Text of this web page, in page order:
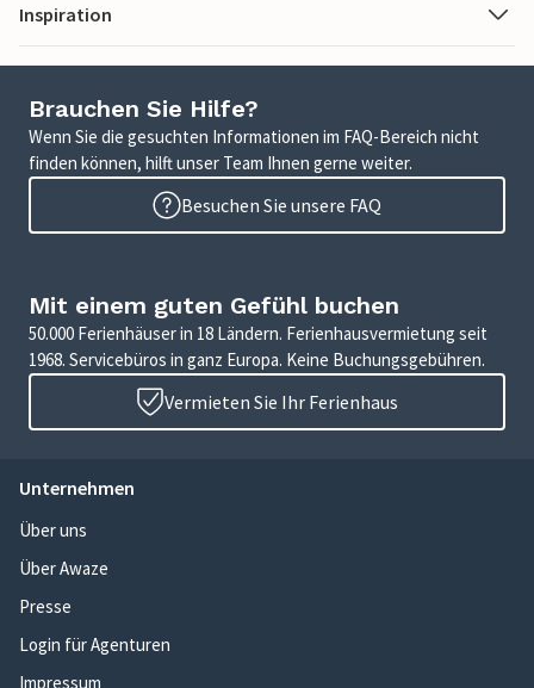
Inspiration
Brauchen Sie Hilfe?
Wenn Sie die gesuchten Informationen im FAQ-Bereich nicht
finden können, hilft unser Team Ihnen gerne weiter.
Besuchen Sie unsere FAQ
Mit einem guten Gefühl buchen
50.000 Ferienhäuser in 18 Ländern. Ferienhausvermietung seit
1968. Servicebüros in ganz Europa. Keine Buchungsgebühren.
Vermieten Sie Ihr Ferienhaus
Unternehmen
Über uns
Über Awaze
Presse
Login für Agenturen
Impressum